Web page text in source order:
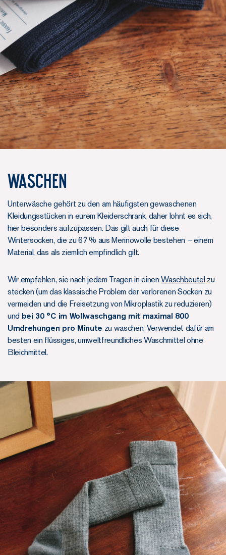
Waschen
Unterwäsche gehört zu den am häufigsten gewaschenen
Kleidungsstücken in eurem Kleiderschrank, daher lohnt es sich,
hier besonders aufzupassen. Das gilt auch für diese
Wintersocken, die zu 67 % aus Merinowolle bestehen – einem
Material, das als ziemlich empfindlich gilt.
Wir empfehlen, sie nach jedem Tragen in einenWaschbeutel zu
stecken (um das klassische Problem der verlorenen Socken zu
vermeiden und die Freisetzung von Mikroplastik zu reduzieren)
und bei 30 °C im Wollwaschgang mit maximal 800
Umdrehungen pro Minute zu waschen. Verwendet dafür am
besten ein flüssiges, umweltfreundliches Waschmittel ohne
Bleichmittel.